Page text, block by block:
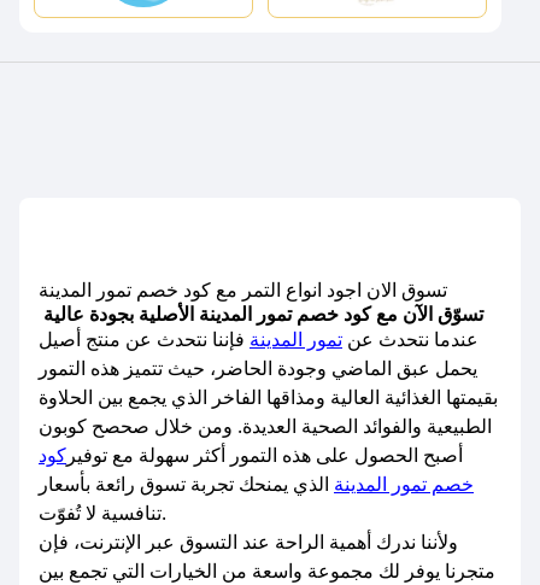
تسوق الان اجود انواع التمر مع كود خصم تمور المدينة
تسوّق الآن مع كود خصم تمور المدينة الأصلية بجودة عالية
عندما نتحدث عن تمور المدينة فإننا نتحدث عن منتج أصيل
يحمل عبق الماضي وجودة الحاضر، حيث تتميز هذه التمور
بقيمتها الغذائية العالية ومذاقها الفاخر الذي يجمع بين الحلاوة
الطبيعية والفوائد الصحية العديدة. ومن خلال صحصح كوبون
أصبح الحصول على هذه التمور أكثر سهولة مع توفير كود
خصم تمور المدينة الذي يمنحك تجربة تسوق رائعة بأسعار
تنافسية لا تُفوّت.
ولأننا ندرك أهمية الراحة عند التسوق عبر الإنترنت، فإن
متجرنا يوفر لك مجموعة واسعة من الخيارات التي تجمع بين